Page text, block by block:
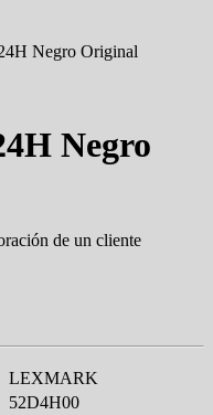
Negro Original
Negro
de un cliente
LEXMARK
52D4H00